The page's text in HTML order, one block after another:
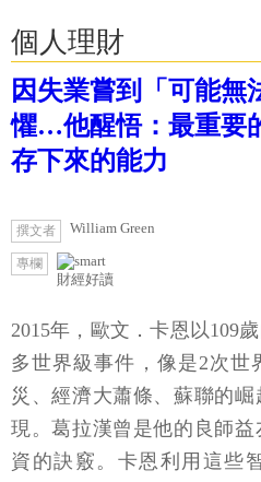
個人理財
因失業嘗到「可能無
懼…他醒悟：最重要
存下來的能力
撰文者 William Green
專欄
財經好讀
2015年，歐文．卡恩以109
多世界級事件，像是2次世
災、經濟大蕭條、蘇聯的
現。葛拉漢曾是他的良師
資的訣竅。卡恩利用這些